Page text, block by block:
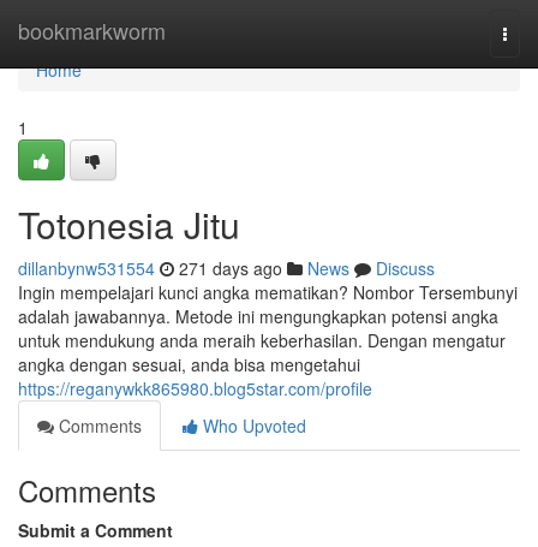
bookmarkworm
Home
Home
1
Totonesia Jitu
dillanbynw531554 271 days ago News
Discuss
Ingin mempelajari kunci angka mematikan? Nombor Tersembunyi
adalah jawabannya. Metode ini mengungkapkan potensi angka
untuk mendukung anda meraih keberhasilan. Dengan mengatur
angka dengan sesuai, anda bisa mengetahui
https://reganywkk865980.blog5star.com/profile
Comments
Who Upvoted
Comments
Submit a Comment